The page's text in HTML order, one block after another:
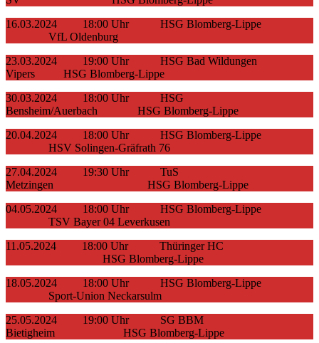
16.03.2024 18:00 Uhr HSG Blomberg-Lippe
VfL Oldenburg
23.03.2024 19:00 Uhr HSG Bad Wildungen
Vipers HSG Blomberg-Lippe
30.03.2024 18:00 Uhr HSG
Bensheim/Auerbach HSG Blomberg-Lippe
20.04.2024 18:00 Uhr HSG Blomberg-Lippe
HSV Solingen-Gräfrath 76
27.04.2024 19:30 Uhr TuS
Metzingen HSG Blomberg-Lippe
04.05.2024 18:00 Uhr HSG Blomberg-Lippe
TSV Bayer 04 Leverkusen
11.05.2024 18:00 Uhr Thüringer HC
HSG Blomberg-Lippe
18.05.2024 18:00 Uhr HSG Blomberg-Lippe
Sport-Union Neckarsulm
25.05.2024 19:00 Uhr SG BBM
Bietigheim HSG Blomberg-Lippe